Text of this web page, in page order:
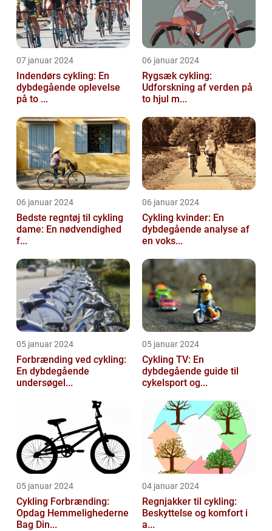
07 januar 2024
Indendørs cykling: En
dybdegående oplevelse
på to ...
06 januar 2024
Rygsæk cykling:
Udforskning af verden på
to hjul m...
06 januar 2024
Bedste regntøj til cykling
dame: En nødvendighed
f...
06 januar 2024
Cykling kvinder: En
dybdegående analyse af
en voks...
05 januar 2024
Forbrænding ved cykling:
En dybdegående
undersøgel...
05 januar 2024
Cykling TV: En
dybdegående guide til
cykelsport og...
05 januar 2024
Cykling Forbrænding:
Opdag Hemmelighederne
Bag Din...
04 januar 2024
Regnjakker til cykling:
Beskyttelse og komfort i
a...